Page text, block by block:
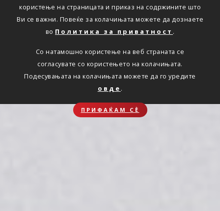
користење на страницата и приказ на содржините што
Ви се важни. Повеќе за колачињата можете да дознаете
во Политика за приватност .
Со натамошно користење на веб страната се
согласувате со користењето на колачињата.
Подесувањата на колачињата можете да го уредите
овде .
ПРИФАЌАМ СЀ